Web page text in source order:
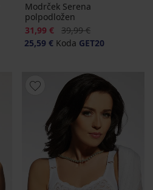
Modrček Serena
polpodložen
Popust
31,99 € Prvotna cena
39,99 €
25,59 € Koda GET20